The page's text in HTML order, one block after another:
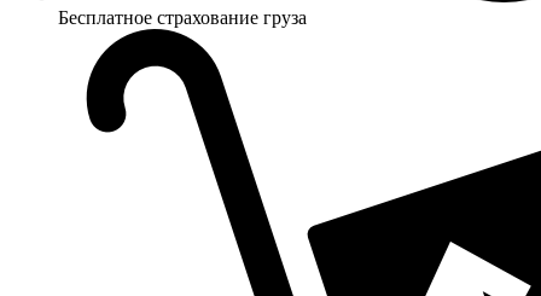
Бесплатное страхование груза